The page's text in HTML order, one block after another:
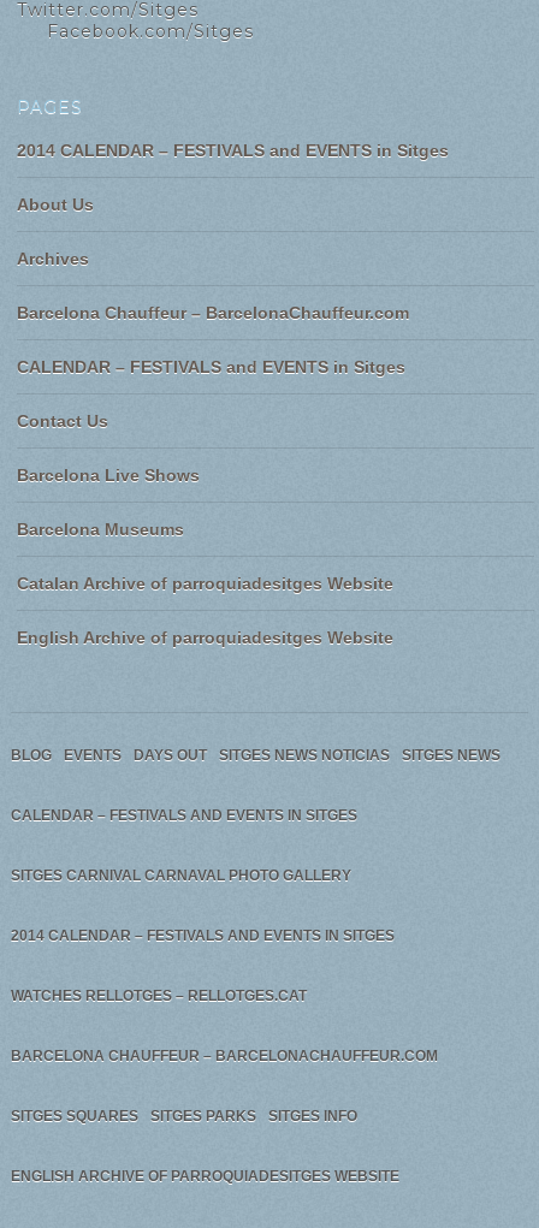
Twitter.com/Sitges
Facebook.com/Sitges
PAGES
2014 CALENDAR – FESTIVALS and EVENTS in Sitges
About Us
Archives
Barcelona Chauffeur – BarcelonaChauffeur.com
CALENDAR – FESTIVALS and EVENTS in Sitges
Contact Us
Barcelona Live Shows
Barcelona Museums
Catalan Archive of parroquiadesitges Website
English Archive of parroquiadesitges Website
BLOG EVENTS DAYS OUT SITGES NEWS NOTICIAS SITGES NEWS
CALENDAR – FESTIVALS AND EVENTS IN SITGES
SITGES CARNIVAL CARNAVAL PHOTO GALLERY
2014 CALENDAR – FESTIVALS AND EVENTS IN SITGES
WATCHES RELLOTGES – RELLOTGES.CAT
BARCELONA CHAUFFEUR – BARCELONACHAUFFEUR.COM
SITGES SQUARES SITGES PARKS SITGES INFO
ENGLISH ARCHIVE OF PARROQUIADESITGES WEBSITE